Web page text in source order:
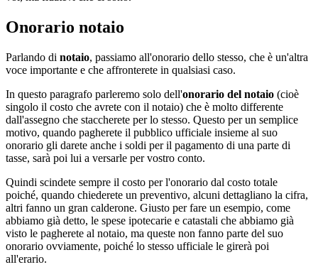
Onorario notaio
Parlando di notaio, passiamo all'onorario dello stesso, che è un'altra
voce importante e che affronterete in qualsiasi caso.
In questo paragrafo parleremo solo dell'onorario del notaio (cioè
singolo il costo che avrete con il notaio) che è molto differente
dall'assegno che staccherete per lo stesso. Questo per un semplice
motivo, quando pagherete il pubblico ufficiale insieme al suo
onorario gli darete anche i soldi per il pagamento di una parte di
tasse, sarà poi lui a versarle per vostro conto.
Quindi scindete sempre il costo per l'onorario dal costo totale
poiché, quando chiederete un preventivo, alcuni dettagliano la cifra,
altri fanno un gran calderone. Giusto per fare un esempio, come
abbiamo già detto, le spese ipotecarie e catastali che abbiamo già
visto le pagherete al notaio, ma queste non fanno parte del suo
onorario ovviamente, poiché lo stesso ufficiale le girerà poi
all'erario.